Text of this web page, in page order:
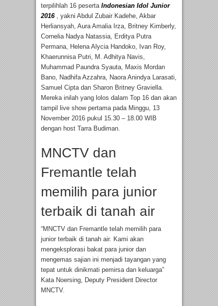
terpilihlah 16 peserta Indonesian Idol Junior
2016 , yakni Abdul Zubair Kadehe, Akbar
Herliansyah, Aura Amalia Irza, Britney Kimberly,
Cornelia Nadya Natassia, Erditya Putra
Permana, Helena Alycia Handoko, Ivan Roy,
Khaerunnisa Putri, M. Adhitya Navis,
Muhammad Paundra Syauta, Maxis Mordan
Bano, Nadhifa Azzahra, Naora Anindya Larasati,
Samuel Cipta dan Sharon Britney Graviella.
Mereka inilah yang lolos dalam Top 16 dan akan
tampil live show pertama pada Minggu, 13
November 2016 pukul 15.30 – 18.00 WIB
dengan host Tarra Budiman.
MNCTV dan
Fremantle telah
memilih para junior
terbaik di tanah air
“MNCTV dan Fremantle telah memilih para
junior terbaik di tanah air. Kami akan
mengeksplorasi bakat para junior dan
mengemas sajian ini menjadi tayangan yang
tepat untuk dinikmati pemirsa dan keluarga”
Kata Noersing, Deputy President Director
MNCTV.